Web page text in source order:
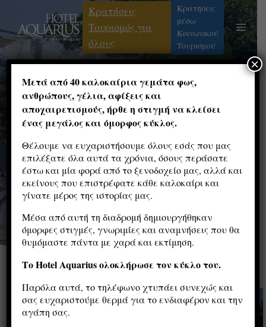
Κρατήσεις
Τουρισμός για
όλους
Κρατήσεις
μέσω
Κοινωνικού
Τουρισμού
Aquarius Hotel - Φούρκα Χαλκιδικής
Aπολαύστε τις διακοπές
σας.
Το ξενοδοχείο μαςβρίσκεται
στην είσοδο του χωριού με θέα το
βουνό,500μ. από τη θάλασσακαι
Μετά από 40 καλοκαίρια γεμάτα φως,
ανθρώπους, γέλια, αφίξεις και
αποχαιρετισμούς, ήρθε η στιγμή να κλείσει
ένας μεγάλος και όμορφος κύκλος.
Θέλουμε να ευχαριστήσουμε όλους εσάς που μας
επιλέξατε όλα αυτά τα χρόνια, όσους περάσατε
έστω και μία φορά από το ξενοδοχείο μας, αλλά και
εκείνους που επιστρέφατε κάθε καλοκαίρι και
γίνατε μέρος της ιστορίας μας.
Μέσα από αυτή τη διαδρομή δημιουργήθηκαν
όμορφες στιγμές, γνωριμίες και αναμνήσεις που θα
θυμόμαστε πάντα με χαρά και εκτίμηση.
Το Hotel Aquarius ολοκλήρωσε τον κύκλο του.
Παρόλα αυτά, το τηλέφωνο χτυπάει συνεχώς και
σας ευχαριστούμε θερμά για το ενδιαφέρον και την
αγάπη σας.
×